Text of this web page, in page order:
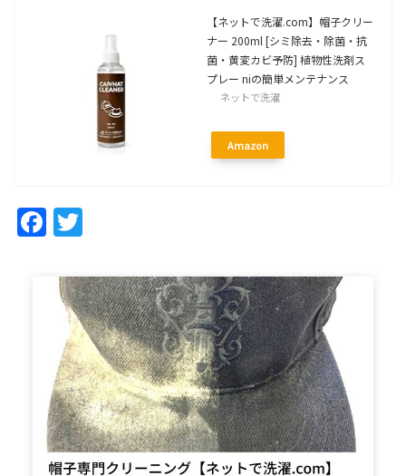
【ネットで洗濯.com】帽子クリー
ナー 200ml [シミ除去・除菌・抗
菌・黄変カビ予防] 植物性洗剤ス
プレー niの簡単メンテナンス
ネットで洗濯
Amazon
Facebook